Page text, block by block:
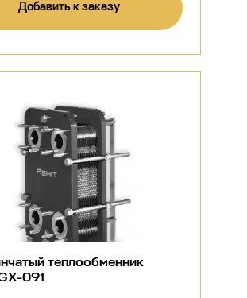
Добавить к заказу
теплообменник
091